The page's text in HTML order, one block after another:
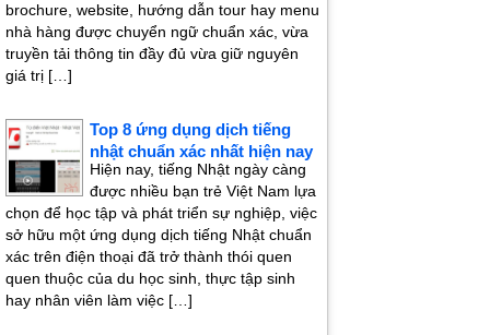
brochure, website, hướng dẫn tour hay menu
nhà hàng được chuyển ngữ chuẩn xác, vừa
truyền tải thông tin đầy đủ vừa giữ nguyên
giá trị […]
Top 8 ứng dụng dịch tiếng
nhật chuẩn xác nhất hiện nay
Hiện nay, tiếng Nhật ngày càng
được nhiều bạn trẻ Việt Nam lựa
chọn để học tập và phát triển sự nghiệp, việc
sở hữu một ứng dụng dịch tiếng Nhật chuẩn
xác trên điện thoại đã trở thành thói quen
quen thuộc của du học sinh, thực tập sinh
hay nhân viên làm việc […]